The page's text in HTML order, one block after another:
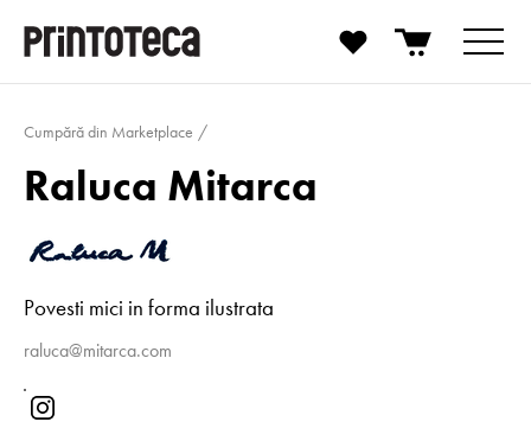
Cumpără din Marketplace
Raluca Mitarca
Povesti mici in forma ilustrata
raluca@mitarca.com